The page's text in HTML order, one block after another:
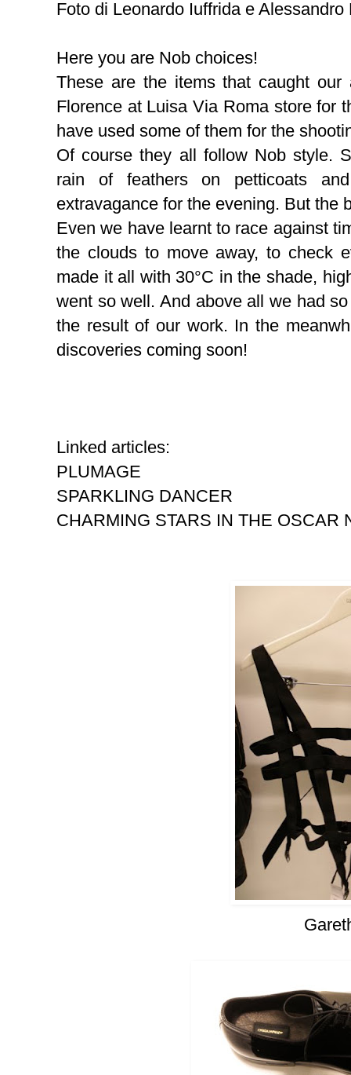
Foto di Leonardo Iuffrida e Alessandro
Here you are Nob choices!
These are the items that caught
Florence at Luisa Via Roma store for
have used some of them for the
Of course they all follow Nob style.
rain of feathers on petticoats
extravagance for the evening. But the
Even we have learnt to race against
the clouds to move away, to check
made it all with 30°C in the shade,
went so well. And above all we had
the result of our work. In the
discoveries coming soon!
Linked articles:
PLUMAGE
SPARKLING DANCER
CHARMING STARS IN THE OSCAR